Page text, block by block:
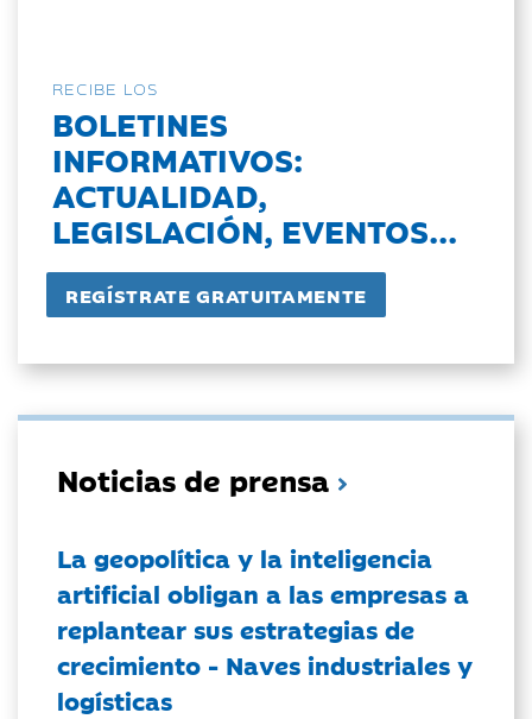
RECIBE LOS
BOLETINES
INFORMATIVOS:
ACTUALIDAD,
LEGISLACIÓN, EVENTOS...
Noticias de prensa
La geopolítica y la inteligencia
artificial obligan a las empresas a
replantear sus estrategias de
crecimiento - Naves industriales y
logísticas